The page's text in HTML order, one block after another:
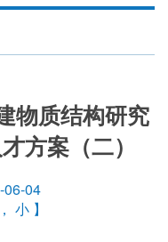
物质结构研究
方案（二）
06-04
， 小 】